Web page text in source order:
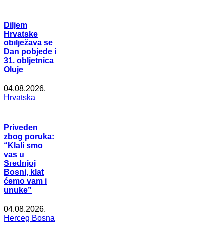
Diljem
Hrvatske
obilježava se
Dan pobjede i
31. obljetnica
Oluje
04.08.2026.
Hrvatska
Priveden
zbog poruka:
“Klali smo
vas u
Srednjoj
Bosni, klat
ćemo vam i
unuke”
04.08.2026.
Herceg Bosna